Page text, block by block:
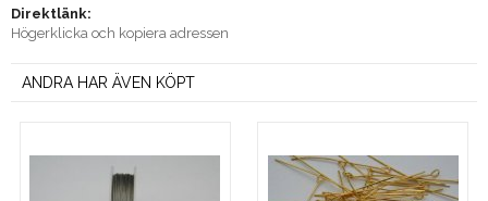
Direktlänk:
Högerklicka och kopiera adressen
ANDRA HAR ÄVEN KÖPT